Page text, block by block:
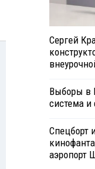
Сергей
Выборы в
система и
Спецборт
аэропорт